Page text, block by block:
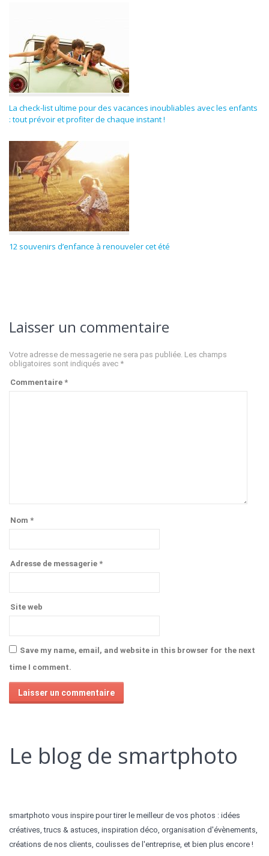
La check-list ultime pour des vacances inoubliables avec les enfants
: tout prévoir et profiter de chaque instant !
12 souvenirs d’enfance à renouveler cet été
Laisser un commentaire
Votre adresse de messagerie ne sera pas publiée. Les champs
obligatoires sont indiqués avec *
Commentaire *
Nom *
Adresse de messagerie *
Site web
Save my name, email, and website in this browser for the next
time I comment.
Le blog de smartphoto
smartphoto vous inspire pour tirer le meilleur de vos photos : idées
créatives, trucs & astuces, inspiration déco, organisation d'évènements,
créations de nos clients, coulisses de l'entreprise, et bien plus encore !